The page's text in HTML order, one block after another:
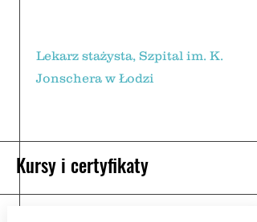
Lekarz stażysta, Szpital im. K.
Jonschera w Łodzi
Kursy i certyfikaty